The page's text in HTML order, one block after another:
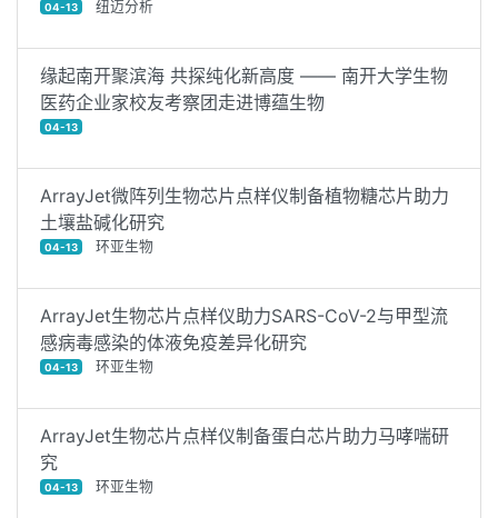
04-13 纽迈分析
缘起南开聚滨海 共探纯化新高度 —— 南开大学生物
医药企业家校友考察团走进博蕴生物
04-13
ArrayJet微阵列生物芯片点样仪制备植物糖芯片助力
土壤盐碱化研究
04-13 环亚生物
ArrayJet生物芯片点样仪助力SARS-CoV-2与甲型流
感病毒感染的体液免疫差异化研究
04-13 环亚生物
ArrayJet生物芯片点样仪制备蛋白芯片助力马哮喘研
究
04-13 环亚生物